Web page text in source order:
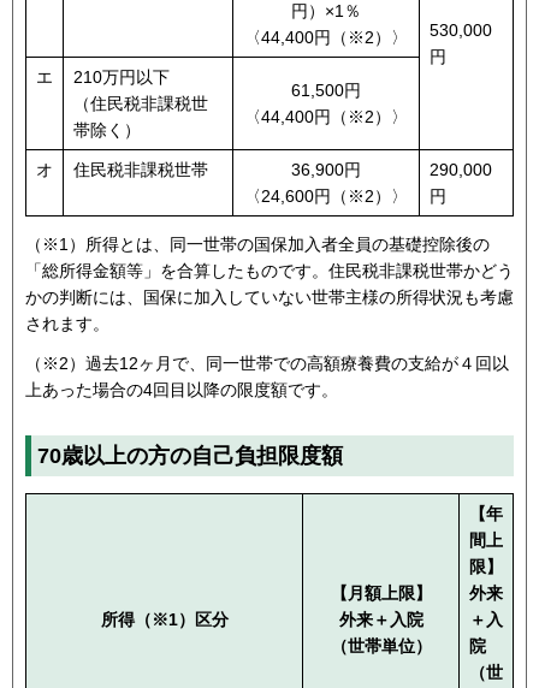
円）×1％
〈44,400円（※2）〉
530,000
円
エ
210万円以下
（住民税非課税世
帯除く）
61,500円
〈44,400円（※2）〉
オ 住民税非課税世帯
36,900円
〈24,600円（※2）〉
290,000
円
（※1）所得とは、同一世帯の国保加入者全員の基礎控除後の
「総所得金額等」を合算したものです。住民税非課税世帯かどう
かの判断には、国保に加入していない世帯主様の所得状況も考慮
されます。
（※2）過去12ヶ月で、同一世帯での高額療養費の支給が４回以
上あった場合の4回目以降の限度額です。
70歳以上の方の自己負担限度額
所得（※1）区分
【月額上限】
外来＋入院
（世帯単位）
【年
間上
限】
外来
＋入
院
（世